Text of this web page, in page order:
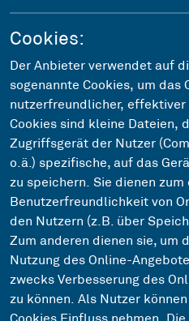
Cookies:
Der Anbieter verwendet auf
sogenannte Cookies, um das
nutzerfreundlicher, effektiver
Cookies sind kleine Dateien,
Zugriffsgerät der Nutzer
o.ä.) spezifische, auf das
zu speichern. Sie dienen zum
Benutzerfreundlichkeit von
den Nutzern (z.B. über
Zum anderen dienen sie, um
Nutzung des Online-
zwecks Verbesserung des
zu können. Als Nutzer